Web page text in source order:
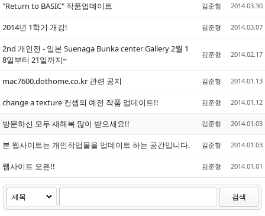
"Return to BASIC" 작품업데이트 김준형 2014.03.30
2014년 1학기 개강! 김준형 2014.03.07
2nd 개인전 - 일본 Suenaga Bunka center Gallery 2월 1
8일부터 21일까지~
김준형 2014.02.17
mac7600.dothome.co.kr 관련 공지 김준형 2014.01.13
change a texture 컨셉의 예전 작품 업데이트!! 김준형 2014.01.12
방문하신 모두 새해복 많이 받으세요!! 김준형 2014.01.03
본 웹사이트는 개인작업물을 업데이트 하는 공간입니다. 김준형 2014.01.03
웹사이트 오픈!! 김준형 2014.01.01
검색